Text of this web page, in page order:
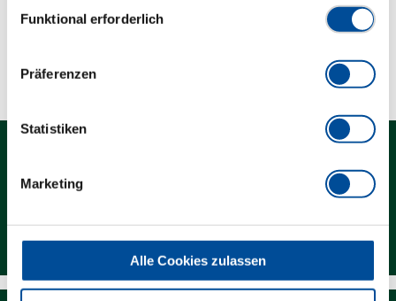
Funktional erforderlich
Präferenzen
Statistiken
Marketing
Alle Cookies zulassen
Kontakt